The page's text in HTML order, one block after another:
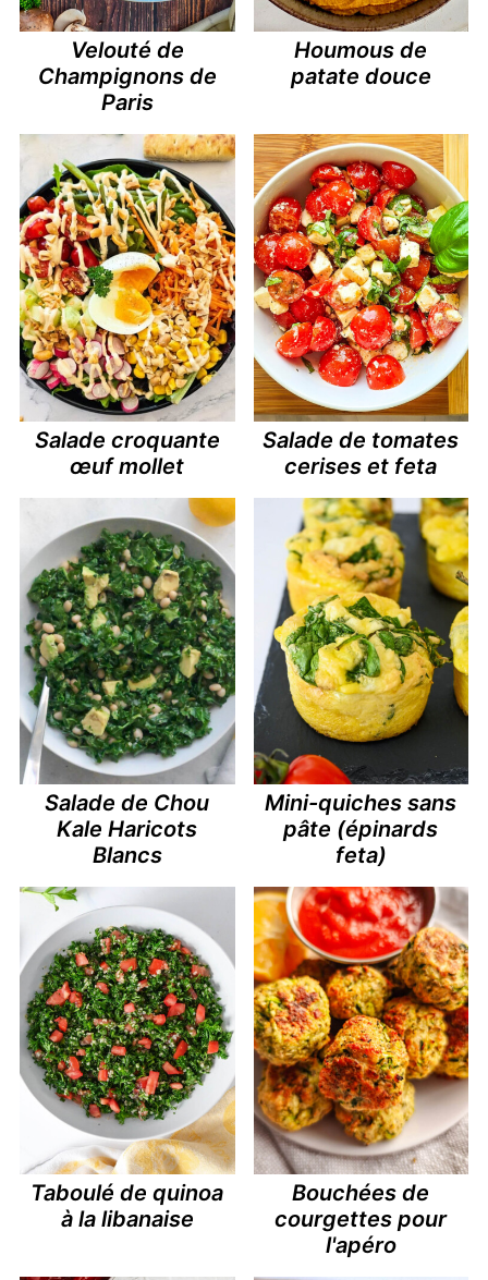
Velouté de
Champignons de
Paris
Houmous de
patate douce
Salade croquante
œuf mollet
Salade de tomates
cerises et feta
Salade de Chou
Kale Haricots
Blancs
Mini-quiches sans
pâte (épinards
feta)
Taboulé de quinoa
à la libanaise
Bouchées de
courgettes pour
l'apéro